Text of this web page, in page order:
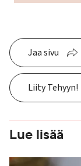
Jaa sivu
Liity Tehyyn!
Lue lisää